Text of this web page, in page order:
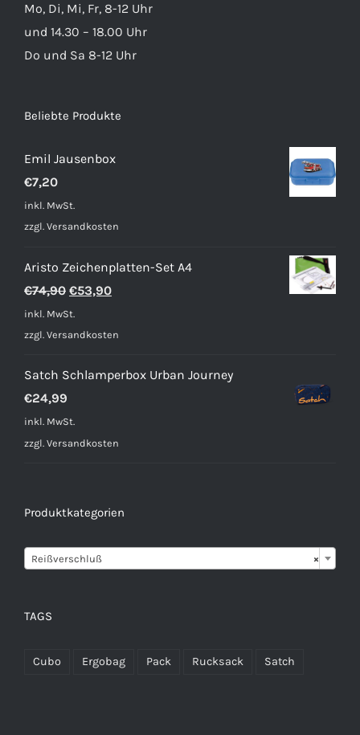
Mo, Di, Mi, Fr, 8-12 Uhr
und 14.30 – 18.00 Uhr
Do und Sa 8-12 Uhr
Beliebte Produkte
Emil Jausenbox
€7,20
inkl. MwSt.
zzgl. Versandkosten
Aristo Zeichenplatten-Set A4
€74,90 Ursprünglicher
Preis
war:
€53,90Aktueller
ist:
inkl. MwSt.
zzgl. Versandkosten
Satch Schlamperbox Urban Journey
€24,99
inkl. MwSt.
zzgl. Versandkosten
Produktkategorien
×
Reißverschluß
TAGS
Cubo Ergobag Pack Rucksack Satch